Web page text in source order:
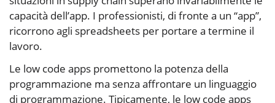
capacità dell’app. I professionisti, di fronte a un “app”,
ricorrono agli spreadsheets per portare a termine il
lavoro.
Le low code apps promettono la potenza della
programmazione ma senza affrontare un linguaggio
di programmazione. Tipicamente, le low code apps